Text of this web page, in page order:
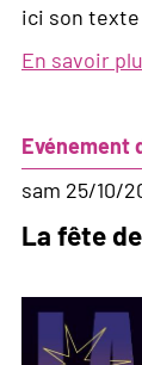
ici son
En savoir
Evénement
sam 25/10/
La fête